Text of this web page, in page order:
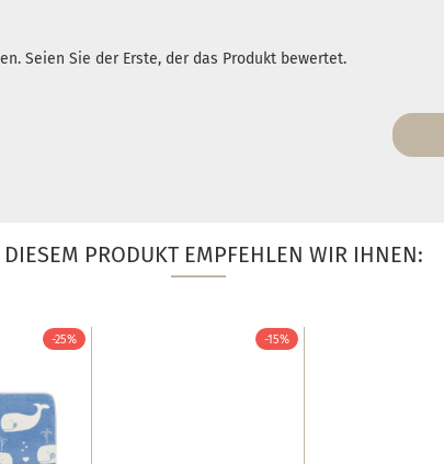
Seien Sie der Erste, der das Produkt bewertet.
DIESEM PRODUKT EMPFEHLEN WIR IHNEN:
-25% -15%